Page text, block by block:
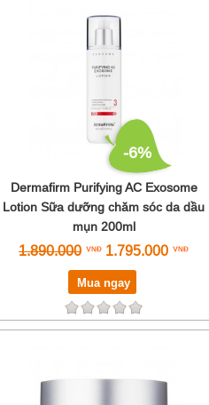
-6%
Dermafirm Purifying AC Exosome
Lotion Sữa dưỡng chăm sóc da dầu
mụn 200ml
1.890.000 1.795.000
Mua ngay